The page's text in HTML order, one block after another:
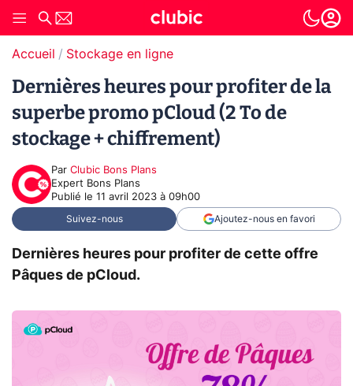
Accueil Stockage en ligne
Dernières heures pour profiter de la
superbe promo pCloud (2 To de
stockage + chiffrement)
Par Clubic Bons Plans
Expert Bons Plans
Publié le 11 avril 2023 à 09h00
Suivez-nous Ajoutez-nous en favori
Dernières heures pour profiter de cette offre
Pâques de pCloud.